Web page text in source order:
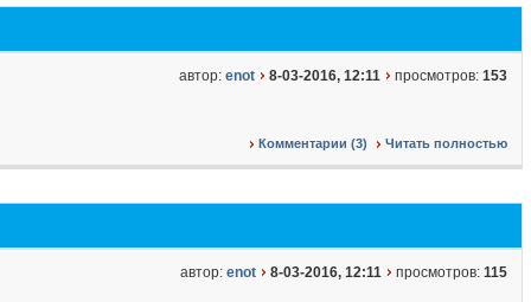
автор: enot 8-03-2016, 12:11 просмотров: 153
Комментарии (3) Читать полностью
автор: enot 8-03-2016, 12:11 просмотров: 115